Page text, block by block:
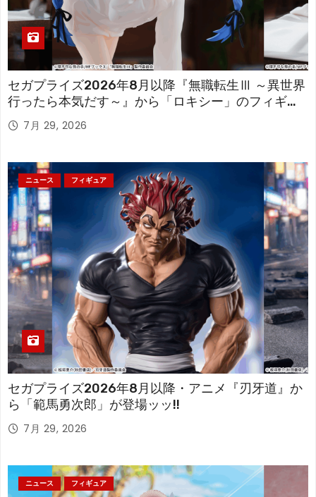
セガプライズ2026年8月以降『無職転生Ⅲ ～異世界
行ったら本気だす～』から「ロキシー」のフィギュ
アが登場！
7月 29, 2026
ニュース フィギュア
セガプライズ2026年8月以降・アニメ『刃牙道』か
ら「範馬勇次郎」が登場ッッ!!
7月 29, 2026
ニュース フィギュア